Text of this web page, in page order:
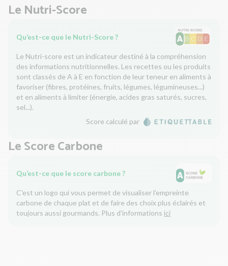
Le Nutri-Score
Qu’est-ce que le Nutri-Score ?
Le Nutri-score est un indicateur destiné à la compréhension
des informations nutritionnelles. Les recettes ou les produits
sont classés de A à E en fonction de leur teneur en aliments à
favoriser (fibres, protéines, fruits, légumes, légumineuses...)
et en aliments à limiter (énergie, acides gras saturés, sucres,
sel...).
Score calculé par
Le Score Carbone
Qu’est-ce que le score carbone ?
C'est un logo qui vous permet de visualiser l’empreinte
carbone de chaque plat et de faire des choix plus éclairés et
toujours aussi gourmands. Plus d'informations ici